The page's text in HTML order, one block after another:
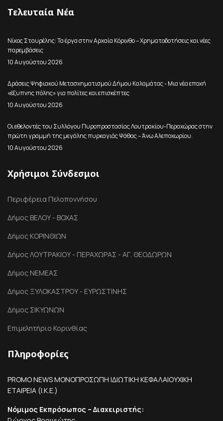
Τελευταία Νέα
Νίκος Σταυρέλης: Τα έργα στην Αρχαία Κόρινθο – Χρηματοδοτήσεις και νέες
παρεμβάσεις
10 Αυγούστου 2026
Δράσεις Ψηφιακού Μετασχηματισμού Δήμου Καλαμάτας - Μια νέα εποχή
«έξυπνης πόλης» για πολίτες και επισκέπτες
10 Αυγούστου 2026
Οι εθελοντές του Συλλόγου Πυροπροστασίας Λουτρακίου-Περαχώρας στην
πρώτη γραμμή της μεγάλης πυρκαγιάς Ψάθας – Άνω Αλεποχωρίου.
10 Αυγούστου 2026
Χρήσιμοι Σύνδεσμοι
Περιφέρεια Πελοποννήσου
Δήμος ΒΕΛΟΥ - ΒΟΧΑΣ
Δήμος ΚΟΡΙΝΘΙΩΝ
Δήμος ΛΟΥΤΡΑΚΙΟΥ - ΠΕΡΑΧΩΡΑΣ - ΑΓ. ΘΕΟΔΩΡΩΝ
Δήμος ΝΕΜΕΑΣ
Δήμος ΞΥΛΟΚΑΣΤΡΟΥ - ΕΥΡΩΣΤΙΝΗΣ
Δήμος ΣΙΚΥΩΝΩΝ
Επιμελητήριο Κορινθίας
Πληροφορίες
PROMO NEWS ΜΟΝΟΠΡΟΣΩΠΗ ΙΔΙΩΤΙΚΗ ΚΕΦΑΛΑΙΟΥΧΙΚΗ
ΕΤΑΙΡΕΙΑ (Ι.Κ.Ε.)
Νόμιμος Εκπρόσωπος – Διαχειριστής: